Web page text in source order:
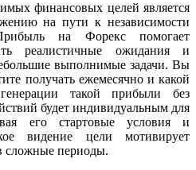
финансовых целей является
на пути к независимости
на Форекс помогает
реалистичные ожидания и
выполнимые задачи. Вы
получать ежемесячно и какой
такой прибыли без
будет индивидуальным для
его стартовые условия и
видение цели мотивирует
сложные периоды.